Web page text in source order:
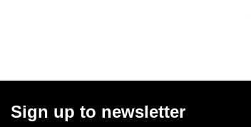
Sign up to newsletter